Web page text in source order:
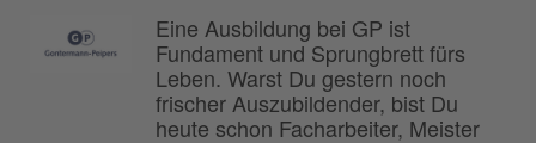
Eine Ausbildung bei GP ist
Fundament und Sprungbrett fürs
Leben. Warst Du gestern noch
frischer Auszubildender, bist Du
heute schon Facharbeiter, Meister